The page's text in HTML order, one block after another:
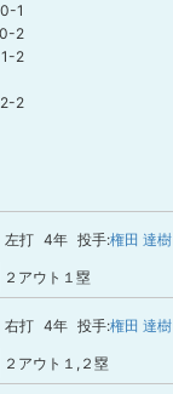
0-1
0-2
1-2
2-2
左打 4年 投手:権田 達樹
２アウト１塁
右打 4年 投手:権田 達樹
２アウト１,２塁